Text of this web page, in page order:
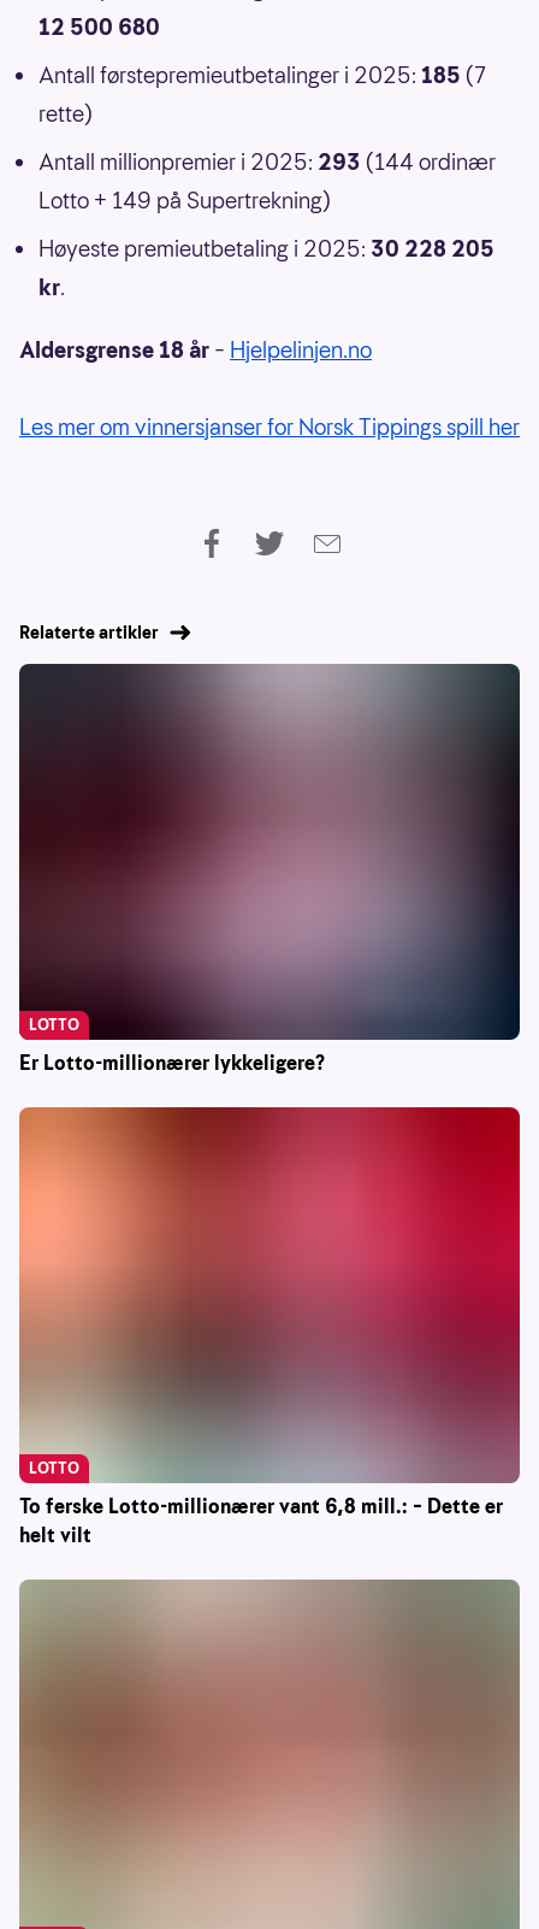
12 500 680
Antall førstepremieutbetalinger i 2025: 185 (7
rette)
Antall millionpremier i 2025: 293 (144 ordinær
Lotto + 149 på Supertrekning)
Høyeste premieutbetaling i 2025: 30 228 205
kr.
Aldersgrense 18 år – Hjelpelinjen.no
Les mer om vinnersjanser for Norsk Tippings spill her
Relaterte artikler
Er Lotto-millionærer lykkeligere?
LOTTO
To ferske Lotto-millionærer vant 6,8 mill.: – Dette er
helt vilt
LOTTO